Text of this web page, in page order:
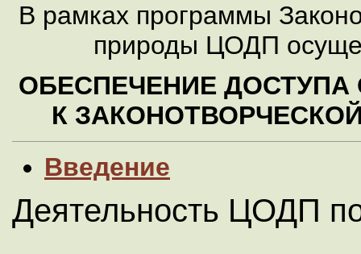
В рамках программы
природы ЦОДП
ОБЕСПЕЧЕНИЕ
К
Введение
Деятельность ЦОДП